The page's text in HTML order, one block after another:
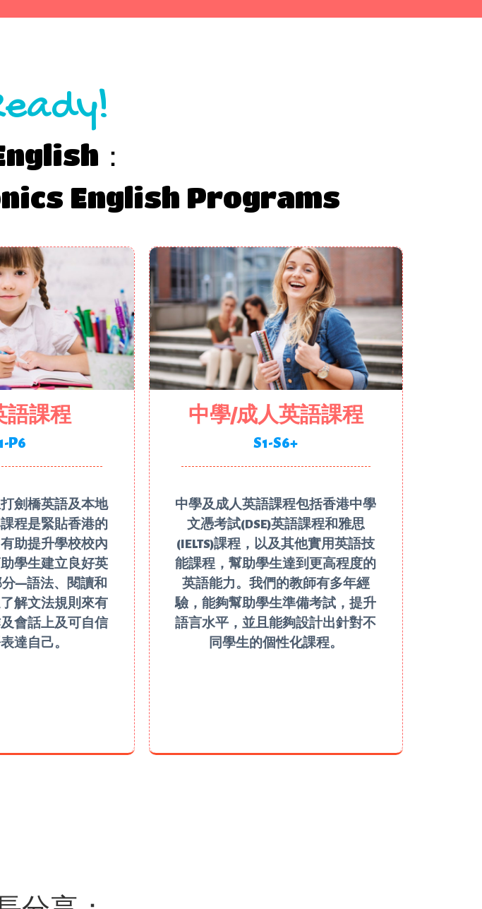
：
English Programs
語課程
P6
劍橋英語及本地
程是緊貼香港的
助提升學校校內
學生建立良好英
—語法、閱讀和
解文法規則來有
會話上及可自信
達自己。
中學/成人英語課程
S1-S6+
中學及成人英語課程包括香港中學
文憑考試(DSE)英語課程和雅思
(IELTS)課程，以及其他實用英語技
能課程，幫助學生達到更高程度的
英語能力。我們的教師有多年經
驗，能夠幫助學生準備考試，提升
語言水平，並且能夠設計出針對不
同學生的個性化課程。